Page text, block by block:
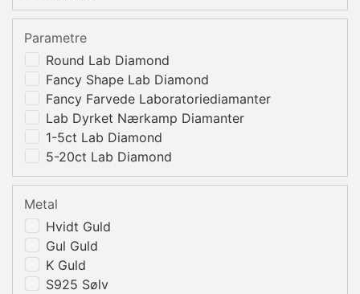
Round Lab Diamond
Fancy Shape Lab Diamond
Fancy Farvede Laboratoriediamanter
Lab Dyrket Nærkamp Diamanter
1-5ct Lab Diamond
5-20ct Lab Diamond
Parametre
Hvidt Guld
Gul Guld
K Guld
S925 Sølv
Metal